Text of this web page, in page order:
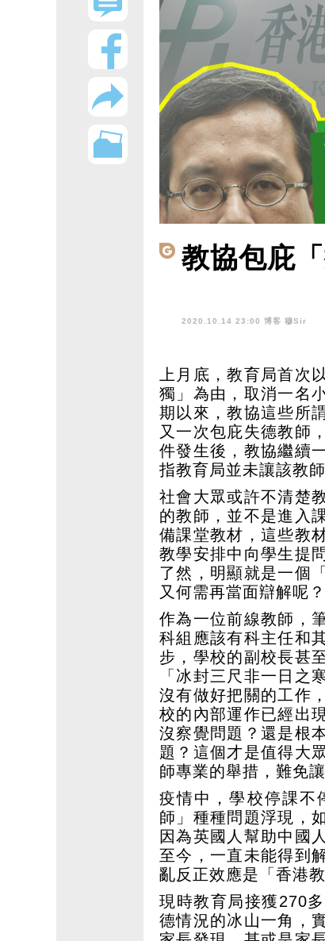
教協包庇
2020.10.14 23:00 博客 穆Sir
上月底，教育局首次
獨」為由，取消一名
期以來，教協這些所
又一次包庇失德教師
件發生後，教協繼續
指教育局並未讓該教
社會大眾或許不清楚
的教師，並不是進入
備課堂教材，這些教
教學安排中向學生提
了然，明顯就是一個
又何需再當面辯解呢？
作為一位前線教師，
科組應該有科主任和
步，學校的副校長甚
「冰封三尺非一日之
沒有做好把關的工作
校的內部運作已經出
沒察覺問題？還是根
題？這個才是值得大
師專業的舉措，難免
疫情中，學校停課不
師」種種問題浮現，
因為英國人幫助中國
至今，一直未能得到
亂反正效應是「香港
現時教育局接獲270
德情況的冰山一角，